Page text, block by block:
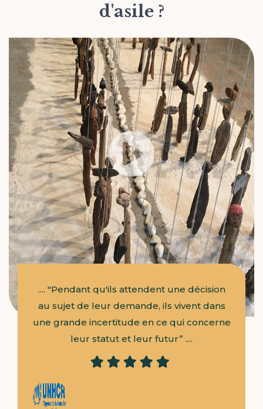
d'asile ?
en
.... "Pendant qu'ils attendent une décision
au sujet de leur demande, ils vivent dans
une grande incertitude en ce qui concerne
leur statut et leur futur” ....
“«